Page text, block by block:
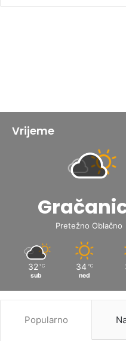
Vrijeme
Pretežno Oblačno
32 ℃
sub
34 ℃
ned
Popularno